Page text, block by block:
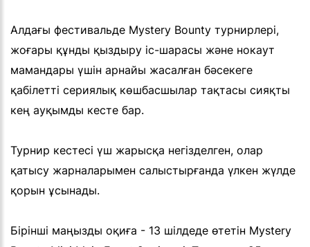
Алдағы фестивальде Mystery Bounty турнирлері,
жоғары құнды қыздыру іс-шарасы және нокаут
мамандары үшін арнайы жасалған бәсекеге
қабілетті сериялық көшбасшылар тақтасы сияқты
кең ауқымды кесте бар.
Турнир кестесі үш жарысқа негізделген, олар
қатысу жарналарымен салыстырғанда үлкен жүлде
қорын ұсынады.
Бірінші маңызды оқиға - 13 шілдеде өтетін Mystery